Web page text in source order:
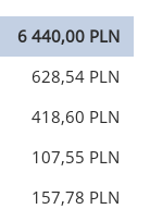
6 440,00 PLN
628,54 PLN
418,60 PLN
107,55 PLN
157,78 PLN